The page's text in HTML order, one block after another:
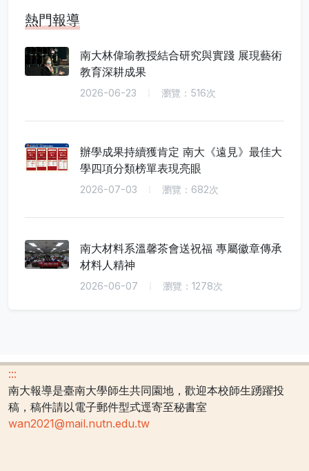
熱門報導
南大林偉瑜教授結合研究與實踐 展現藝術
教育深耕成果
2026-06-23 瀏覽：516次
辦學成果持續獲肯定 南大《遠見》最佳大
學四項分類榜單表現亮眼
2026-07-03 瀏覽：682次
南大材料系溫馨茶會送祝福 專屬徽章傳承
材料人精神
2026-06-07 瀏覽：1278次
:::
南大報導是臺南大學師生共同園地，歡迎本校師生踴躍投
稿，稿件請以電子郵件型式逕寄至秘書室
wan2021@mail.nutn.edu.tw